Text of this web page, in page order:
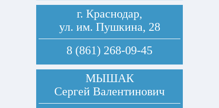
г. Краснодар,
ул. им. Пушкина, 28
8 (861) 268-09-45
МЫШАК
Сергей Валентинович